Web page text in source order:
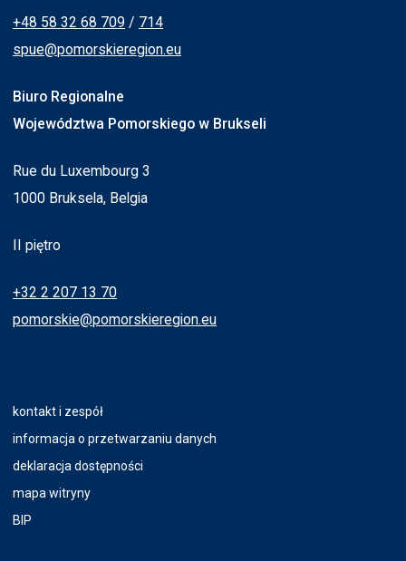
+48 58 32 68 709 / 714
spue@pomorskieregion.eu
Biuro Regionalne
Województwa Pomorskiego w Brukseli
Rue du Luxembourg 3
1000 Bruksela, Belgia
II piętro
+32 2 207 13 70
pomorskie@pomorskieregion.eu
kontakt i zespół
informacja o przetwarzaniu danych
deklaracja dostępności
mapa witryny
BIP